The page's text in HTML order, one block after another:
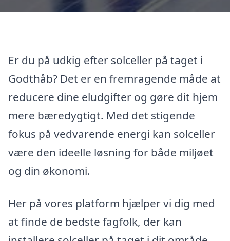
Er du på udkig efter solceller på taget i
Godthåb? Det er en fremragende måde at
reducere dine eludgifter og gøre dit hjem
mere bæredygtigt. Med det stigende
fokus på vedvarende energi kan solceller
være den ideelle løsning for både miljøet
og din økonomi.
Her på vores platform hjælper vi dig med
at finde de bedste fagfolk, der kan